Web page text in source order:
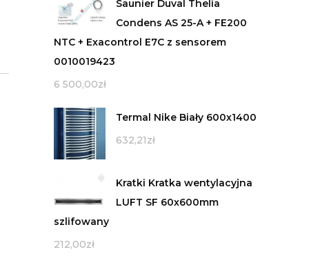
Saunier Duval Thelia
Condens AS 25-A + FE200
NTC + Exacontrol E7C z sensorem
0010019423
6 500,00zł
Termal Nike Biały 600x1400
632,21zł
Kratki Kratka wentylacyjna
LUFT SF 60x600mm
szlifowany
212,00zł